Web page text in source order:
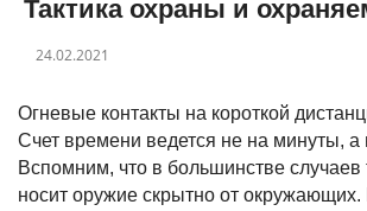
Контакти
Тактика охраны и
24.02.2021
Огневые контакты на короткой
Счет времени ведется не на минуты, а
Вспомним, что в большинстве случаев
носит оружие скрытно от окружающих.